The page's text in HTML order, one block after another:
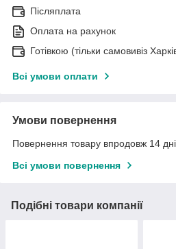
Післяплата
Оплата на рахунок
Готівкою (тільки самовивіз
Всі умови оплати
Умови повернення
Повернення товару впродовж 14
Всі умови повернення
Подібні товари компанії